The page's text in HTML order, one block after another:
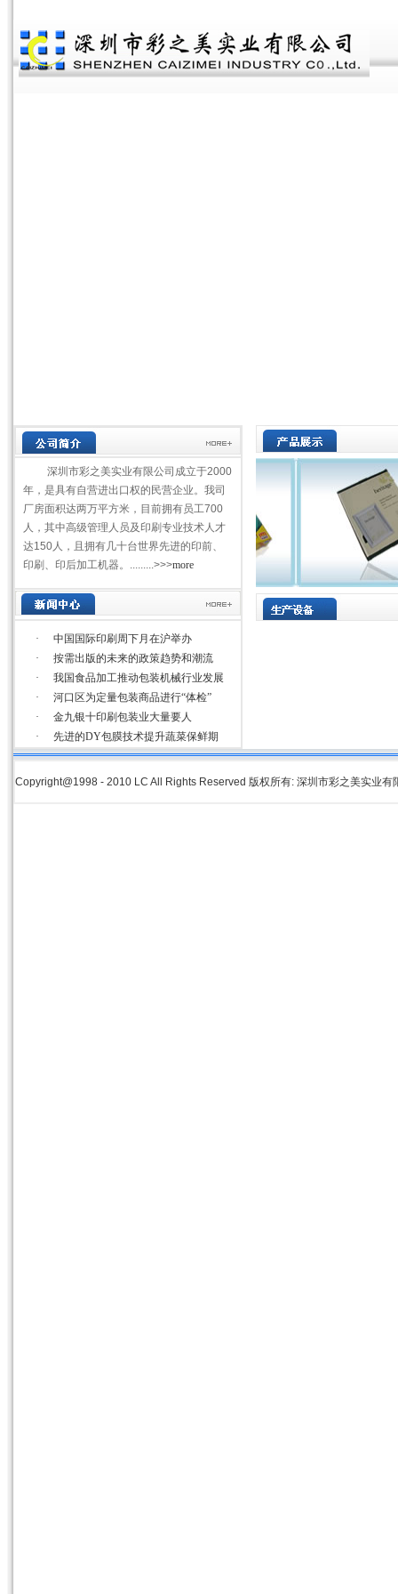
深圳市彩之美实业有限公司成立于2000
年，是具有自营进出口权的民营企业。我司
厂房面积达两万平方米，目前拥有员工700
人，其中高级管理人员及印刷专业技术人才
达150人，且拥有几十台世界先进的印前、
印刷、印后加工机器。.........>>>more
·
中国国际印刷周下月在沪举办
·
按需出版的未来的政策趋势和潮流
·
我国食品加工推动包装机械行业发展
·
河口区为定量包装商品进行“体检”
·
金九银十印刷包装业大量要人
·
先进的DY包膜技术提升蔬菜保鲜期
Copyright@1998 - 2010 LC All Rights Reserved 版权所有: 深圳市彩之美实业有